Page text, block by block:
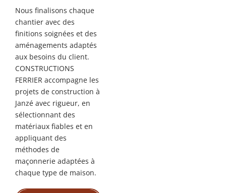
Nous finalisons chaque
chantier avec des
finitions soignées et des
aménagements adaptés
aux besoins du client.
CONSTRUCTIONS
FERRIER accompagne les
projets de construction à
Janzé avec rigueur, en
sélectionnant des
matériaux fiables et en
appliquant des
méthodes de
maçonnerie adaptées à
chaque type de maison.